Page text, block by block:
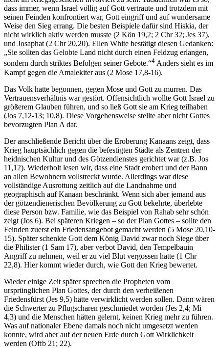
dass immer, wenn Israel völlig auf Gott vertraute und trotzdem mit
seinen Feinden konfrontiert war, Gott eingriff und auf wundersame
Weise den Sieg errang. Die besten Beispiele dafür sind Hiskia, der
nicht wirklich aktiv werden musste (2 Kön 19,2; 2 Chr 32; Jes 37),
und Josaphat (2 Chr 20,20). Ellen White bestätigt diesen Gedanken:
„Sie sollten das Gelobte Land nicht durch einen Feldzug erlangen,
sondern durch striktes Befolgen seiner Gebote.“4 Anders sieht es im
Kampf gegen die Amalekiter aus (2 Mose 17,8-16).
Das Volk hatte begonnen, gegen Mose und Gott zu murren. Das
Vertrauensverhältnis war gestört. Offensichtlich wollte Gott Israel zu
größerem Glauben führen, und so ließ Gott sie am Krieg teilhaben
(Jos 7,12-13; 10,8). Diese Vorgehensweise stellte aber nicht Gottes
bevorzugten Plan A dar.
Der anschließende Bericht über die Eroberung Kanaans zeigt, dass
Krieg hauptsächlich gegen die befestigten Städte als Zentren der
heidnischen Kultur und des Götzendienstes gerichtet war (z.B. Jos
11,12). Wiederholt lesen wir, dass eine Stadt erobert und der Bann
an allen Bewohnern vollstreckt wurde. Allerdings war diese
vollständige Ausrottung zeitlich auf die Landnahme und
geographisch auf Kanaan beschränkt. Wenn sich aber jemand aus
der götzendienerischen Bevölkerung zu Gott bekehrte, überlebte
diese Person bzw. Familie, wie das Beispiel von Rahab sehr schön
zeigt (Jos 6). Bei späteren Kriegen – so der Plan Gottes – sollte den
Feinden zuerst ein Friedensangebot gemacht werden (5 Mose 20,10-
15). Später schenkte Gott dem König David zwar noch Siege über
die Philister (1 Sam 17), aber verbot David, den Tempelbauin
Angriff zu nehmen, weil er zu viel Blut vergossen hatte (1 Chr
22,8). Hier kommt wieder durch, wie Gott den Krieg bewertet.
Wieder einige Zeit später sprechen die Propheten vom
ursprünglichen Plan Gottes, der durch den verheißenen
Friedensfürst (Jes 9,5) hätte verwirklicht werden sollen. Dann wären
die Schwerter zu Pflugscharen geschmiedet worden (Jes 2,4; Mi
4,3) und die Menschen hätten gelernt, keinen Krieg mehr zu führen.
Was auf nationaler Ebene damals noch nicht umgesetzt werden
konnte, wird aber auf der neuen Erde durch Gott Wirklichkeit
werden (Offb 21; 22).